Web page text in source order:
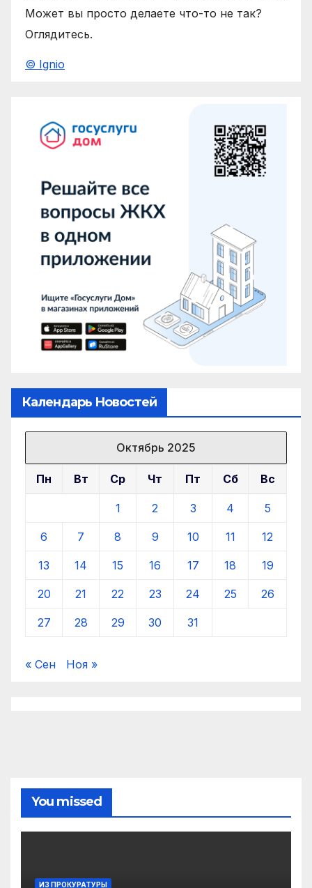
Может вы просто делаете что-то не так?
Оглядитесь.
© Ignio
Календарь Новостей
Октябрь 2025
Пн Вт Ср Чт Пт Сб Вс
1 2 3 4 5
6 7 8 9 10 11 12
13 14 15 16 17 18 19
20 21 22 23 24 25 26
27 28 29 30 31
« Сен Ноя »
You missed
ИЗ ПРОКУРАТУРЫ